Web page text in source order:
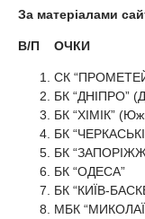
За матеріалами
В/П ОЧКИ
СК
БК
БК
БК
БК
БК
БК
МБК